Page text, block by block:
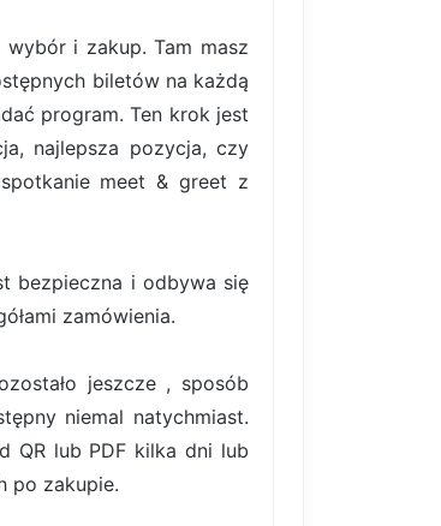
i zakup. Tam masz
biletów na każdą
program. Ten krok jest
najlepsza pozycja, czy
meet & greet z
bezpieczna i odbywa się
zamówienia.
jeszcze , sposób
niemal natychmiast.
QR lub PDF kilka dni lub
po zakupie.